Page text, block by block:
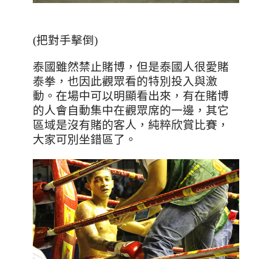
(把對手擊倒)
泰國雖然禁止賭博，但是泰國人很愛賭
泰拳，也因此觀眾看的特別投入與激
動。在場中可以明顯看出來，有在賭博
的人會自動集中在觀眾席的一邊，其它
區域是沒有賭的客人，純粹欣賞比賽，
大家可別坐錯區了。